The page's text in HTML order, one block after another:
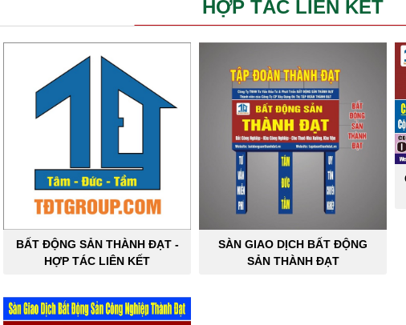
HỢP TÁC LIÊN KẾT
BẤT ĐỘNG SẢN THÀNH ĐẠT -
HỢP TÁC LIÊN KẾT
SÀN GIAO DỊCH BẤT ĐỘNG
SẢN THÀNH ĐẠT